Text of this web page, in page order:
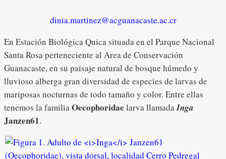
dinia.martinez@acguanacaste.ac.cr
En Estación Biológica Quica situada en el Parque Nacional
Santa Rosa perteneciente al Area de Conservación
Guanacaste, en su paisaje natural de bosque húmedo y
lluvioso alberga gran diversidad de especies de larvas de
mariposas nocturnas de todo tamaño y color. Entre ellas
tenemos la familiaOecophoridae larva llamadaInga
Janzen61.